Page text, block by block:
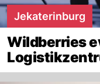
Jekaterinburg
Wildberries